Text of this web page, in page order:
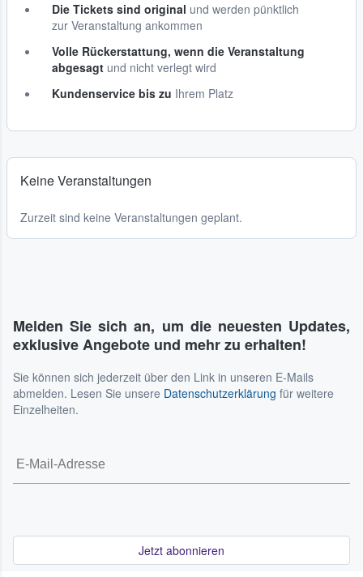
Die Tickets sind original und werden pünktlich
zur Veranstaltung ankommen
Volle Rückerstattung, wenn die Veranstaltung
abgesagt und nicht verlegt wird
Kundenservice bis zu Ihrem Platz
Keine Veranstaltungen
Zurzeit sind keine Veranstaltungen geplant.
Melden Sie sich an, um die neuesten Updates,
exklusive Angebote und mehr zu erhalten!
Sie können sich jederzeit über den Link in unseren E-Mails
abmelden. Lesen Sie unsere Datenschutzerklärung für weitere
Einzelheiten.
Jetzt abonnieren